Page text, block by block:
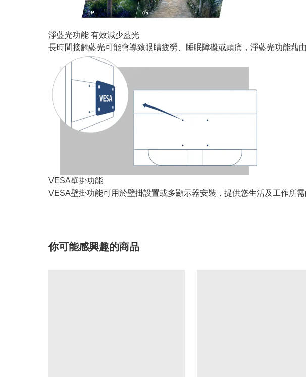
淨藍光功能 有效減少藍光
長時間接觸藍光可能會導致眼睛疲勞、睡眠障礙或頭痛，淨藍光功能藉
VESA壁掛功能
VESA壁掛功能可用於壁掛設置或多顯示器安裝，提供您生活及工作所
你可能感興趣的商品